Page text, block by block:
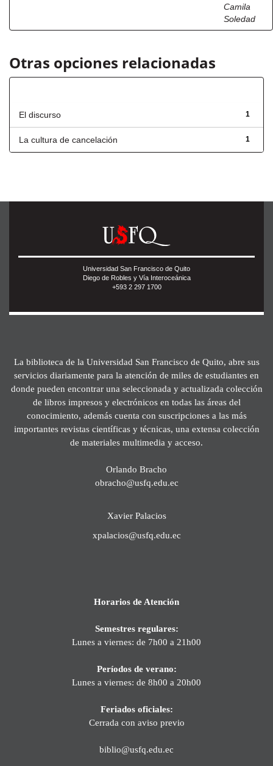
Camila
Soledad
Otras opciones relacionadas
1
El discurso
1
La cultura de cancelación
Universidad San Francisco de Quito
Diego de Robles y Vía Interoceánica
+593 2 297 1700
La biblioteca de la Universidad San Francisco de Quito, abre sus
servicios diariamente para la atención de miles de estudiantes en
donde pueden encontrar una seleccionada y actualizada colección
de libros impresos y electrónicos en todas las áreas del
conocimiento, además cuenta con suscripciones a las más
importantes revistas científicas y técnicas, una extensa colección
de materiales multimedia y acceso.
Orlando Bracho
obracho@usfq.edu.ec
Xavier Palacios
xpalacios@usfq.edu.ec
Horarios de Atención
Semestres regulares:
Lunes a viernes: de 7h00 a 21h00
Períodos de verano:
Lunes a viernes: de 8h00 a 20h00
Feriados oficiales:
Cerrada con aviso previo
biblio@usfq.edu.ec